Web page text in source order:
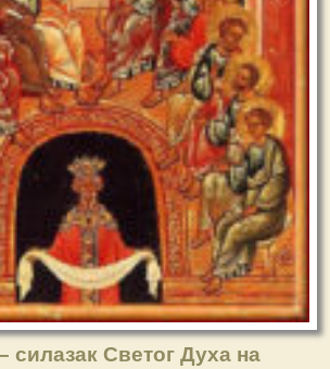
силазак Светог Духа на